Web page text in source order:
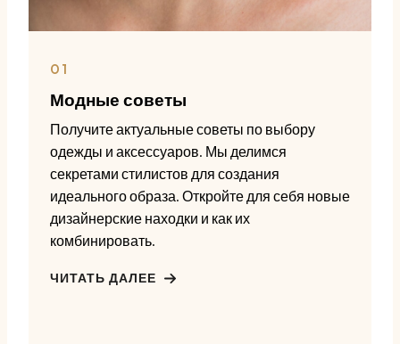
01
Модные советы
Получите актуальные советы по выбору
одежды и аксессуаров. Мы делимся
секретами стилистов для создания
идеального образа. Откройте для себя новые
дизайнерские находки и как их
комбинировать.
ЧИТАТЬ ДАЛЕЕ